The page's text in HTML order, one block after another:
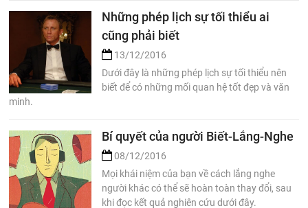
Những phép lịch sự tối thiểu ai
cũng phải biết
13/12/2016
Dưới đây là những phép lịch sự tối thiểu nên
biết để có những mối quan hệ tốt đẹp và văn
minh.
Bí quyết của người Biết-Lắng-Nghe
08/12/2016
Mọi khái niệm của bạn về cách lắng nghe
người khác có thể sẽ hoàn toàn thay đổi, sau
khi đọc kết quả nghiên cứu dưới đây.